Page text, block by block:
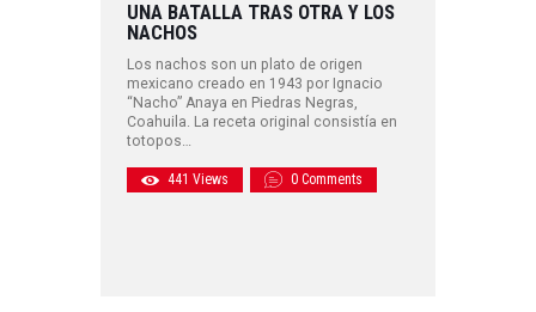
UNA BATALLA TRAS OTRA Y LOS
NACHOS
Los nachos son un plato de origen
mexicano creado en 1943 por Ignacio
“Nacho” Anaya en Piedras Negras,
Coahuila. La receta original consistía en
totopos…
441 Views 0 Comments